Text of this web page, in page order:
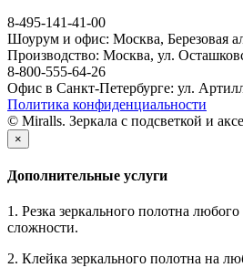
8-495-141-41-00
Шоурум и офис: Москва, Березовая
Производство: Москва, ул.
8-800-555-64-26
Офис в Санкт-Петербурге: ул.
Политика конфиденциальности
© Miralls. Зеркала с подсветкой и
×
Дополнительные услуги
1. Резка зеркального полотна
сложности.
2. Клейка зеркального полотна на